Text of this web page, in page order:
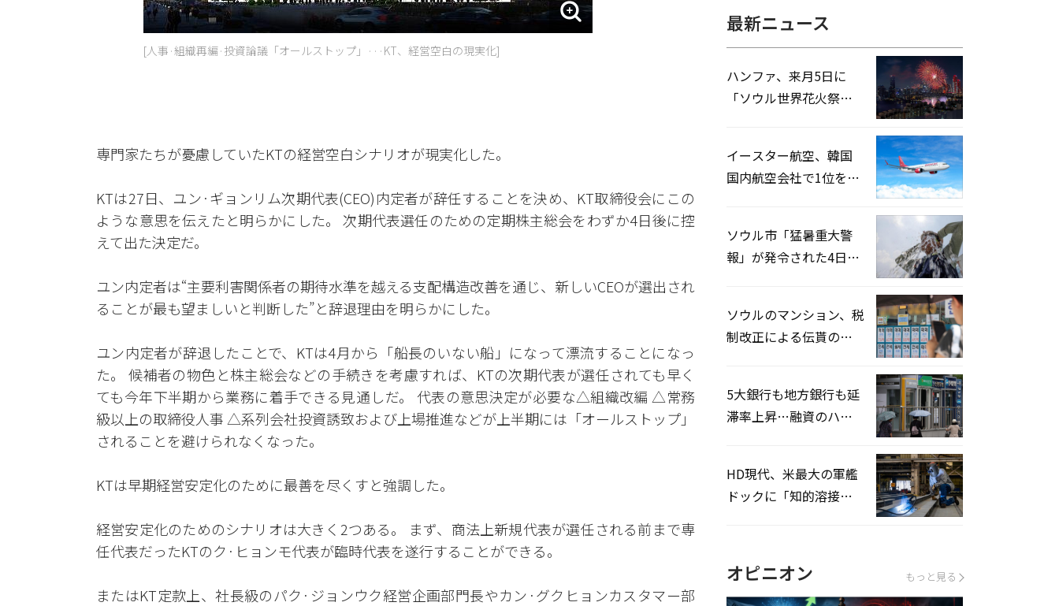
[​​人事·組織再編·投資論議「オールストップ」···KT、経営空白の現実化]
専門家たちが憂慮していたKTの経営空白シナリオが現実化した。
KTは27日、ユン·ギョンリム次期代表(CEO)内定者が辞任することを決め、KT取締役会にこの
ような意思を伝えたと明らかにした。 次期代表選任のための定期株主総会をわずか4日後に控
えて出た決定だ。
ユン内定者は“主要利害関係者の期待水準を越える支配構造改善を通じ、新しいCEOが選出され
ることが最も望ましいと判断した”と辞退理由を明らかにした。
ユン内定者が辞退したことで、KTは4月から「船長のいない船」になって漂流することになっ
た。 候補者の物色と株主総会などの手続きを考慮すれば、KTの次期代表が選任されても早く
ても今年下半期から業務に着手できる見通しだ。 代表の意思決定が必要な△組織改編 △常務
級以上の取締役人事 △系列会社投資誘致および上場推進などが上半期には「オールストップ」
されることを避けられなくなった。
KTは早期経営安定化のために最善を尽くすと強調した。
経営安定化のためのシナリオは大きく2つある。 まず、商法上新規代表が選任される前まで専
任代表だったKTのク·ヒョンモ代表が臨時代表を遂行することができる。
またはKT定款上、社長級のパク·ジョンウク経営企画部門長やカン·グクヒョンカスタマー部
最新ニュース
ハンファ、来月5日に
「ソウル世界花火祭り
イースター航空、韓国
国内航空会社で1位を記
ソウル市「猛暑重大警
報」が発令された4日、
ソウルのマンション、税
制改正による伝貰の月
5大銀行も地方銀行も延
滞率上昇…融資のハー
HD現代、米最大の軍艦
ドックに「知的溶接」
オピニオン もっと見る